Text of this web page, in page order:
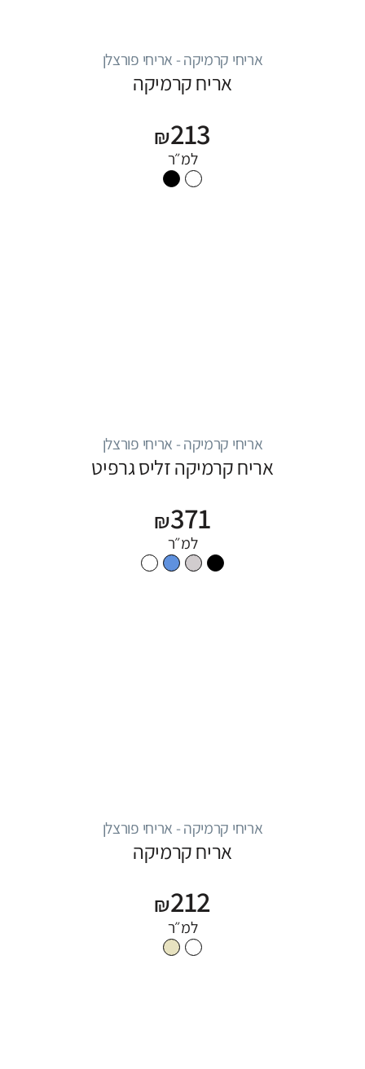
אריחי קרמיקה - אריחי פורצלן
אריח קרמיקה
₪213
למ״ר
אריחי קרמיקה - אריחי פורצלן
אריח קרמיקה זליס גרפיט
₪371
למ״ר
אריחי קרמיקה - אריחי פורצלן
אריח קרמיקה
₪212
למ״ר